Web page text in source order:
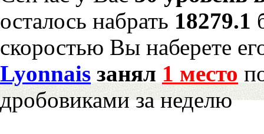
осталось набрать 18279.1
скоростью Вы наберете
Lyonnais занял 1 место
дробовиками за неделю